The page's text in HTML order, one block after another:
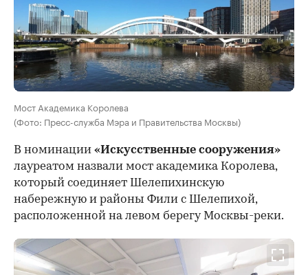
Мост Академика Королева
(Фото: Пресс-служба Мэра и Правительства Москвы)
В номинации «Искусственные сооружения»
лауреатом назвали мост академика Королева,
который соединяет Шелепихинскую
набережную и районы Фили с Шелепихой,
расположенной на левом берегу Москвы-реки.